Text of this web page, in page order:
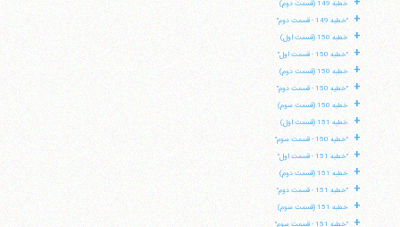
خطبه 149 (قسمت دوم)
+ "خطبه 149 - قسمت دوم"
+ خطبه 150 (قسمت اول)
+ "خطبه 150 - قسمت اول"
+ خطبه 150 (قسمت دوم)
+ "خطبه 150 - قسمت دوم"
+ خطبه 150 (قسمت سوم)
+ خطبه 151 (قسمت اول)
+ "خطبه 150 - قسمت سوم"
+ "خطبه 151 - قسمت اول"
+ خطبه 151 (قسمت دوم)
+ "خطبه 151 - قسمت دوم"
+ خطبه 151 (قسمت سوم)
+ "خطبه 151 - قسمت سوم"